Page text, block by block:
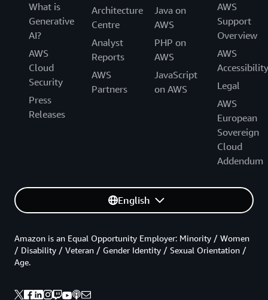
What is
Generative
AI?
AWS
Cloud
Security
Press
Releases
Architecture
Centre
Analyst
Reports
AWS
Partners
Java on
AWS
PHP on
AWS
JavaScript
on AWS
AWS
Support
Overview
AWS
Accessibility
Legal
AWS
European
Sovereign
Cloud
Addendum
English
Amazon is an Equal Opportunity Employer: Minority / Women
/ Disability / Veteran / Gender Identity / Sexual Orientation /
Age.